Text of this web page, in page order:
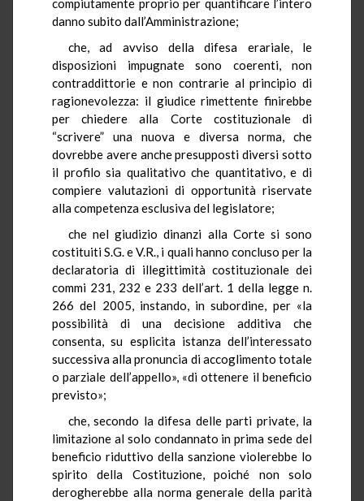
compiutamente proprio per quantificare l’intero
danno subito dall’Amministrazione;
che, ad avviso della difesa erariale, le
disposizioni impugnate sono coerenti, non
contraddittorie e non contrarie al principio di
ragionevolezza: il giudice rimettente finirebbe
per chiedere alla Corte costituzionale di
“scrivere” una nuova e diversa norma, che
dovrebbe avere anche presupposti diversi sotto
il profilo sia qualitativo che quantitativo, e di
compiere valutazioni di opportunità riservate
alla competenza esclusiva del legislatore;
che nel giudizio dinanzi alla Corte si sono
costituiti S.G. e V.R., i quali hanno concluso per la
declaratoria di illegittimità costituzionale dei
commi 231, 232 e 233 dell’art. 1 della legge n.
266 del 2005, instando, in subordine, per «la
possibilità di una decisione additiva che
consenta, su esplicita istanza dell’interessato
successiva alla pronuncia di accoglimento totale
o parziale dell’appello», «di ottenere il beneficio
previsto»;
che, secondo la difesa delle parti private, la
limitazione al solo condannato in prima sede del
beneficio riduttivo della sanzione violerebbe lo
spirito della Costituzione, poiché non solo
derogherebbe alla norma generale della parità